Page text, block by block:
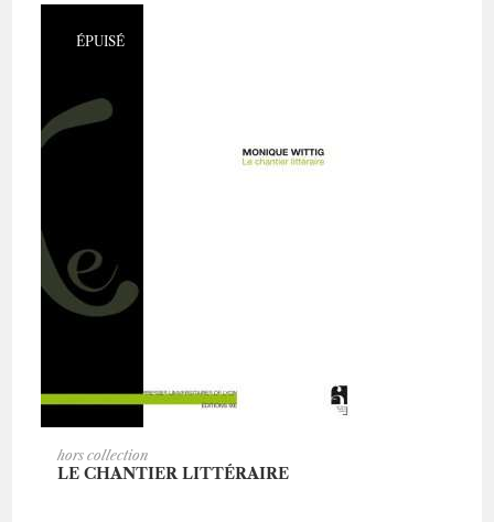
ÉPUISÉ
AJOUTER AU PANIER
hors collection
LE CHANTIER LITTÉRAIRE